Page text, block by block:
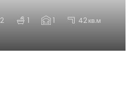
2 1 1 42кв.м